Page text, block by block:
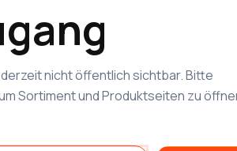
nicht öffentlich sichtbar. Bitte
Sortiment und Produktseiten zu